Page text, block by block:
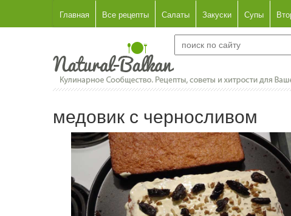
Главная Все рецепты Салаты Закуски Супы
медовик с черносливом